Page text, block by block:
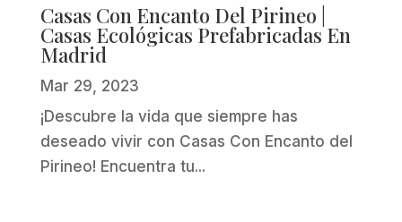
Casas Con Encanto Del Pirineo |
Casas Ecológicas Prefabricadas En
Madrid
Mar 29, 2023
¡Descubre la vida que siempre has
deseado vivir con Casas Con Encanto del
Pirineo! Encuentra tu...